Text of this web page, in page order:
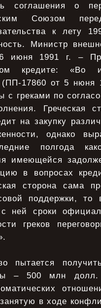
соглашения о
Союзом
к лету
Министр
июня 1991 г. –
кредите: «Во
17860 от 5 нюня
с греками по
Греческая
на закупку
однако
полгода
имеющейся
в вопросах
сторона сама
поддержки,
с ней сроки
греков
пытается
– 500 млн
в ходе